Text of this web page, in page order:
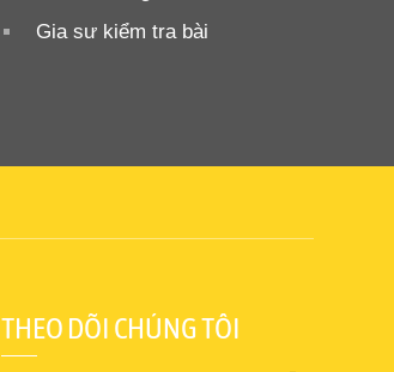
Gia sư kiểm tra bài
THEO DÕI CHÚNG TÔI